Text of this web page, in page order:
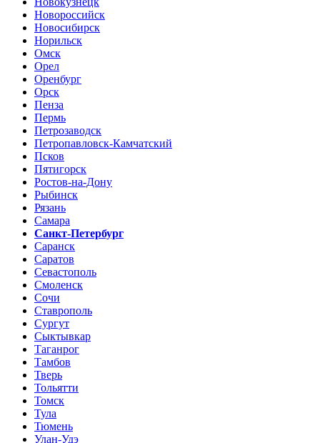
Новороссийск
Новосибирск
Норильск
Омск
Орел
Оренбург
Орск
Пенза
Пермь
Петрозаводск
Петропавловск-Камчатский
Псков
Пятигорск
Ростов-на-Дону
Рыбинск
Рязань
Самара
Санкт-Петербург
Саранск
Саратов
Севастополь
Смоленск
Сочи
Ставрополь
Сургут
Сыктывкар
Таганрог
Тамбов
Тверь
Тольятти
Томск
Тула
Тюмень
Улан-Удэ